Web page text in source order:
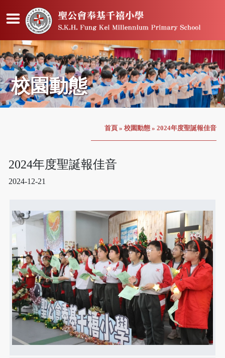
校園動態
首頁 » 校園動態 » 2024年度聖誕報佳音
2024年度聖誕報佳音
2024-12-21